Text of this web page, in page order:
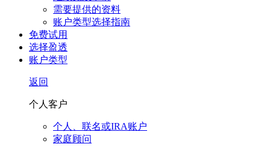
需要提供的资料
账户类型选择指南
免费试用
选择盈透
账户类型
返回
个人客户
个人、联名或IRA账户
家庭顾问